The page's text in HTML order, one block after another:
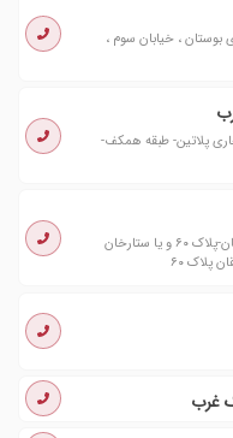
، خیابان سوم ،
پلاتین- طبقه همکف-
ستارخان-زیر پل ستارخان-خیابان توکلی-خیابان دهقان-پلاک ۶۰ و یا ستارخان
پلاک ۶۰
غرب